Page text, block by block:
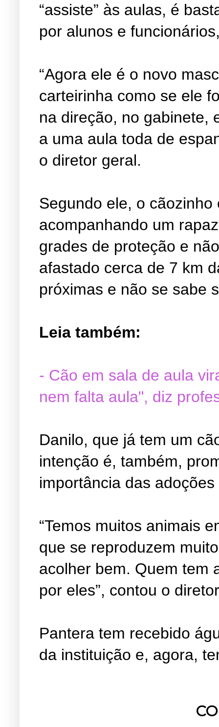
“assiste” às aulas, é
por alunos e
“Agora ele é o novo
carteirinha como se ele
na direção, no gabinete,
a uma aula toda de
o diretor geral.
Segundo ele, o
acompanhando um
grades de proteção e
afastado cerca de 7 km
próximas e não se sabe
Leia também:
- Cão em sala de aula
nem falta aula", diz
Danilo, que já tem um
intenção é, também,
importância das
“Temos muitos animais
que se reproduzem
acolher bem. Quem tem
por eles”, contou o
Pantera tem recebido
da instituição e, agora,